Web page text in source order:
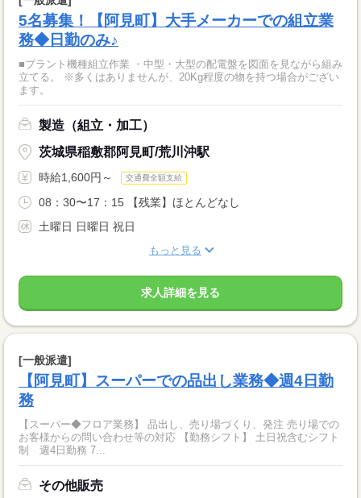
5名募集！【阿見町】大手メーカーでの組立業
務◆日勤のみ♪
■プラント機種組立作業 ・中型・大型の配電盤を図面を見ながら組み
立てる。 ※多くはありませんが、20Kg程度の物を持つ場合がござい
ます。
製造（組立・加工）
茨城県稲敷郡阿見町/荒川沖駅
時給1,600円～ 交通費全額支給
08：30〜17：15 【残業】ほとんどなし
土曜日 日曜日 祝日
もっと見る
求人詳細を見る
[一般派遣]
【阿見町】スーパーでの品出し業務◆週4日勤
務
【スーパー◆フロア業務】 品出し、売り場づくり、発注 売り場での
お客様からの問い合わせ等の対応 【勤務シフト】 土日祝含むシフト
制 週4日勤務 7...
その他販売